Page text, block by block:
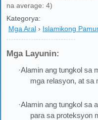
na average: 4)
Kategorya:
Mga Aral › Islamikong
Mga Layunin:
·Alamin ang tungkol sa
mga relasyon, at sa
·Alamin ang tungkol sa
para sa proteksyon